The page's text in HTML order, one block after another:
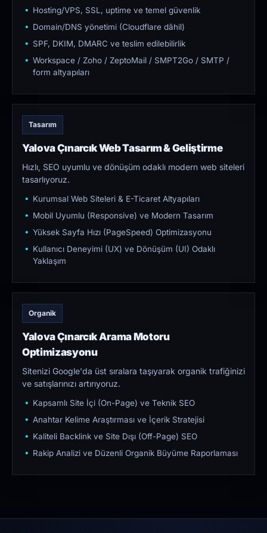
Hosting/VPS, SSL, uptime ve temel güvenlik
Domain/DNS yönetimi (Cloudflare dâhil)
SPF, DKIM, DMARC ve teslim edilebilirlik
Workspace / Zoho / ZeptoMail / SMPT2Go / SMTP /
form altyapıları
Tasarım
Yalova Çınarcık Web Tasarım & Geliştirme
Hızlı, SEO uyumlu ve dönüşüm odaklı modern web siteleri
tasarlıyoruz.
Kurumsal Web Siteleri & E-Ticaret Altyapıları
Mobil Uyumlu (Responsive) ve Modern Tasarım
Yüksek Sayfa Hızı (PageSpeed) Optimizasyonu
Kullanıcı Deneyimi (UX) ve Dönüşüm (UI) Odaklı
Yaklaşım
Organik
Yalova Çınarcık Arama Motoru
Optimizasyonu
Sitenizi Google'da üst sıralara taşıyarak organik trafiğinizi
ve satışlarınızı artırıyoruz.
Kapsamlı Site İçi (On-Page) ve Teknik SEO
Anahtar Kelime Araştırması ve İçerik Stratejisi
Kaliteli Backlink ve Site Dışı (Off-Page) SEO
Rakip Analizi ve Düzenli Organik Büyüme Raporlaması